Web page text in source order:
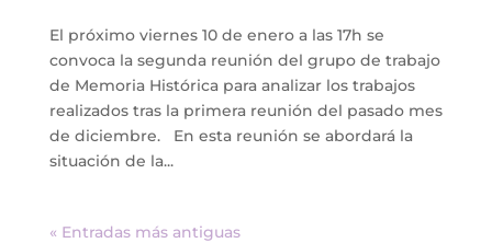
El próximo viernes 10 de enero a las 17h se
convoca la segunda reunión del grupo de trabajo
de Memoria Histórica para analizar los trabajos
realizados tras la primera reunión del pasado mes
de diciembre. En esta reunión se abordará la
situación de la...
« Entradas más antiguas